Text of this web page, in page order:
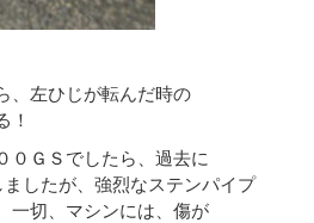
、左ひじが転んだ時の
！
ＧＳでしたら、過去に
したが、強烈なステンパイプ
一切、マシンには、傷が